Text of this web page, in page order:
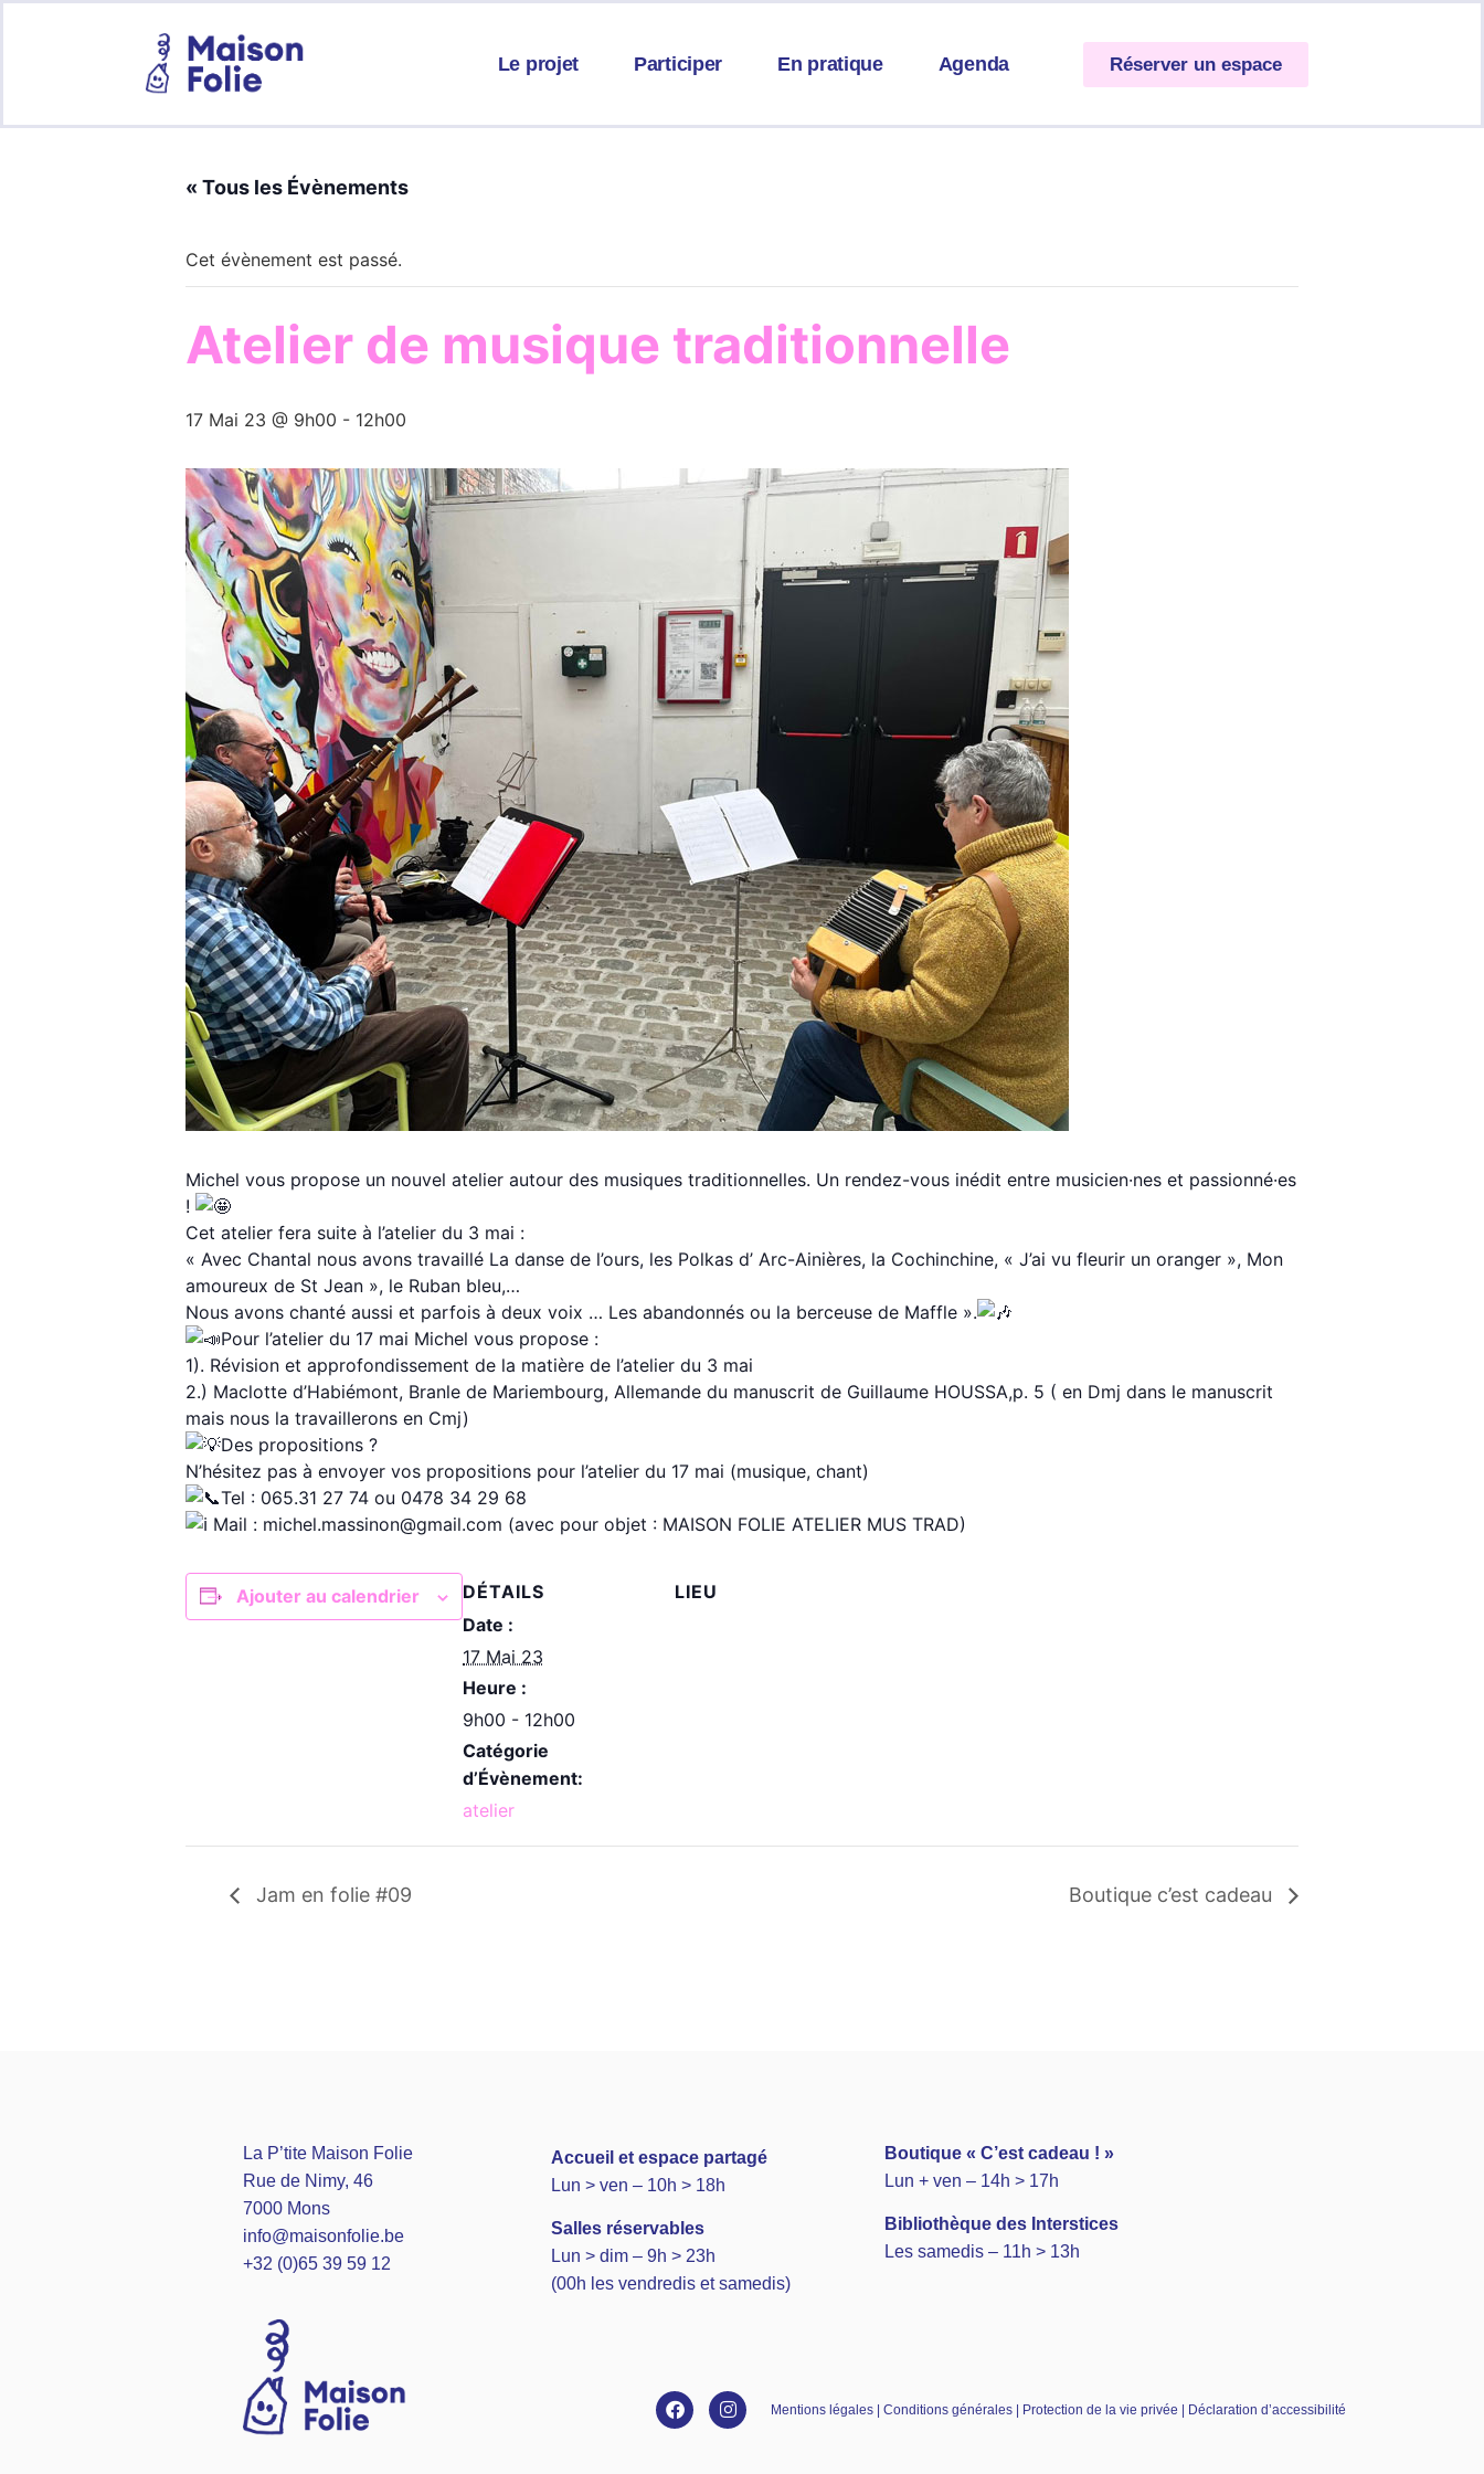
Le projet Participer En pratique Agenda Réserver un espace
« Tous les Évènements
Cet évènement est passé.
Atelier de musique traditionnelle
17 Mai 23 @ 9h00 - 12h00
Michel vous propose un nouvel atelier autour des musiques traditionnelles. Un rendez-vous inédit entre musicien·nes et passionné·es
!
Cet atelier fera suite à l’atelier du 3 mai :
« Avec Chantal nous avons travaillé La danse de l’ours, les Polkas d’ Arc-Ainières, la Cochinchine, « J’ai vu fleurir un oranger », Mon
amoureux de St Jean », le Ruban bleu,…
Nous avons chanté aussi et parfois à deux voix … Les abandonnés ou la berceuse de Maffle ».
Pour l’atelier du 17 mai Michel vous propose :
1). Révision et approfondissement de la matière de l’atelier du 3 mai
2.) Maclotte d’Habiémont, Branle de Mariembourg, Allemande du manuscrit de Guillaume HOUSSA,p. 5 ( en Dmj dans le manuscrit
mais nous la travaillerons en Cmj)
Des propositions ?
N’hésitez pas à envoyer vos propositions pour l’atelier du 17 mai (musique, chant)
Tel : 065.31 27 74 ou 0478 34 29 68
Mail : michel.massinon@gmail.com (avec pour objet : MAISON FOLIE ATELIER MUS TRAD)
Ajouter au calendrier
DÉTAILS
Date :
17 Mai 23
Heure :
9h00 - 12h00
Catégorie
d’Évènement:
atelier
LIEU
Jam en folie #09 Boutique c’est cadeau
La P’tite Maison Folie
Rue de Nimy, 46
7000 Mons
info@maisonfolie.be
+32 (0)65 39 59 12
Accueil et espace partagé
Lun > ven – 10h > 18h
Salles réservables
Lun > dim – 9h > 23h
(00h les vendredis et samedis)
Boutique « C’est cadeau ! »
Lun + ven – 14h > 17h
Bibliothèque des Interstices
Les samedis – 11h > 13h
Mentions légales | Conditions générales | Protection de la vie privée | Déclaration d’accessibilité